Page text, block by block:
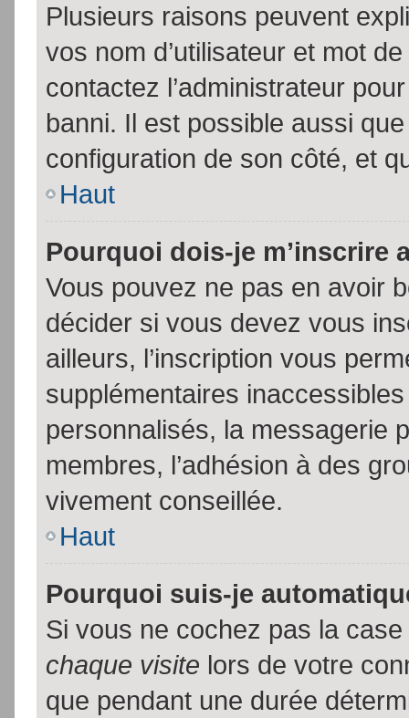
Plusieurs raisons peuvent
vos nom d’utilisateur et mot
contactez l’administrateur
banni. Il est possible aussi
configuration de son côté, et
Haut
Pourquoi dois-je m’inscrire
Vous pouvez ne pas en avoir
décider si vous devez vous
ailleurs, l’inscription vous
supplémentaires
personnalisés, la messagerie
membres, l’adhésion à des
vivement conseillée.
Haut
Pourquoi suis-je
Si vous ne cochez pas la case
chaque visite lors de votre
que pendant une durée